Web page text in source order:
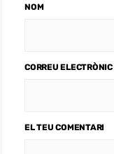
NOM
CORREU ELECTRÒNIC
EL TEU COMENTARI